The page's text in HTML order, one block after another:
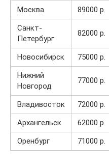
Москва
89000 р.
Санкт-
Петербург
82000 р.
Новосибирск
75000 р.
Нижний
Новгород
77000 р.
Владивосток
72000 р.
Архангельск
62000 р.
Оренбург
71000 р.